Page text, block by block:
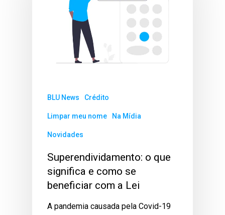
BLU News Crédito
Limpar meu nome Na Mídia
Novidades
Superendividamento: o que
significa e como se
beneficiar com a Lei
A pandemia causada pela Covid-19